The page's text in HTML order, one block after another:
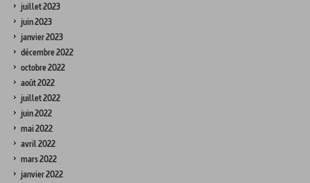
juillet 2023
juin 2023
janvier 2023
décembre 2022
octobre 2022
août 2022
juillet 2022
juin 2022
mai 2022
avril 2022
mars 2022
janvier 2022